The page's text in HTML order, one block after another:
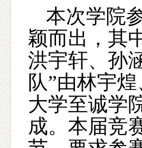
本次学院
颖而出，其
洪宇轩、孙
队”由林宇
大学至诚学
成。本届竞